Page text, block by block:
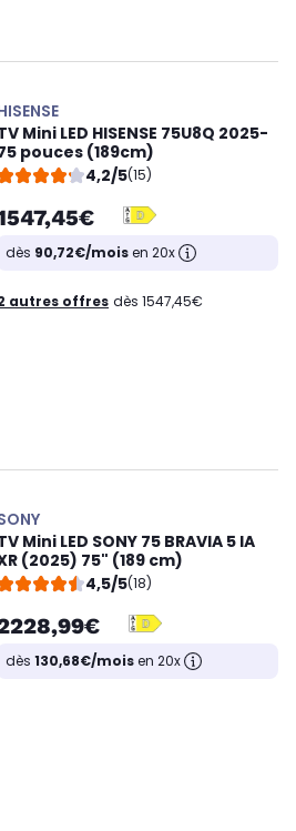
Mini LED HISENSE 75U8Q 2025-
pouces (189cm)
4,2/5(15)
dès 90,72€/moisen 20x
autres offres dès 1547,45€
Mini LED SONY 75 BRAVIA 5 IA
(2025) 75" (189 cm)
4,5/5(18)
dès 130,68€/moisen 20x